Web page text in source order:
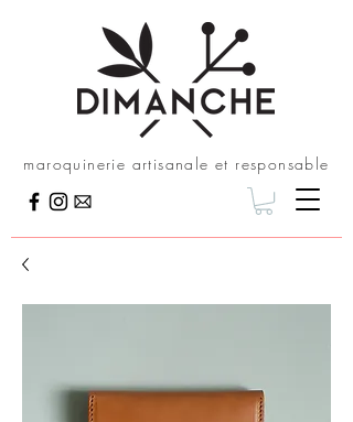
maroquinerie artisanale et responsable